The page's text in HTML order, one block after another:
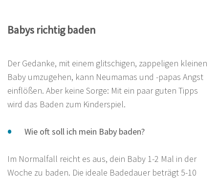
Babys richtig baden
Der Gedanke, mit einem glitschigen, zappeligen kleinen
Baby umzugehen, kann Neumamas und -papas Angst
einflößen. Aber keine Sorge: Mit ein paar guten Tipps
wird das Baden zum Kinderspiel.
Wie oft soll ich mein Baby baden?
Im Normalfall reicht es aus, dein Baby 1-2 Mal in der
Woche zu baden. Die ideale Badedauer beträgt 5-10